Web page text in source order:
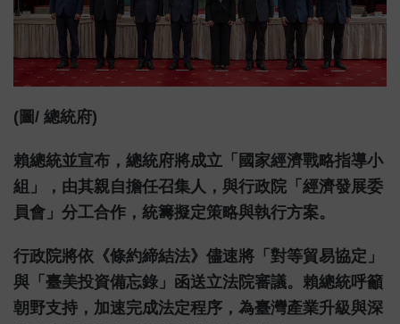
(圖/ 總統府)
賴總統並宣布，總統府將成立「國家經濟戰略指導小
組」，由其親自擔任召集人，與行政院「經濟發展委
員會」分工合作，統籌擬定策略與執行方案。
行政院將依《條約締結法》儘速將「對等貿易協定」
與「臺美投資備忘錄」函送立法院審議。賴總統呼籲
朝野支持，加速完成法定程序，為臺灣產業升級與深